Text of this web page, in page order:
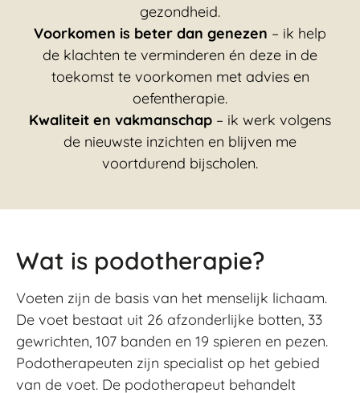
gezondheid.
Voorkomen is beter dan genezen – ik help
de klachten te verminderen én deze in de
toekomst te voorkomen met advies en
oefentherapie.
Kwaliteit en vakmanschap – ik werk volgens
de nieuwste inzichten en blijven me
voortdurend bijscholen.
Wat is podotherapie?
Voeten zijn de basis van het menselijk lichaam.
De voet bestaat uit 26 afzonderlijke botten, 33
gewrichten, 107 banden en 19 spieren en pezen.
Podotherapeuten zijn specialist op het gebied
van de voet. De podotherapeut behandelt